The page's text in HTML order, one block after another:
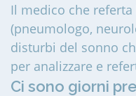
Il medico che
(pneumologo,
disturbi del sonno
per analizzare e
Ci sono giorni